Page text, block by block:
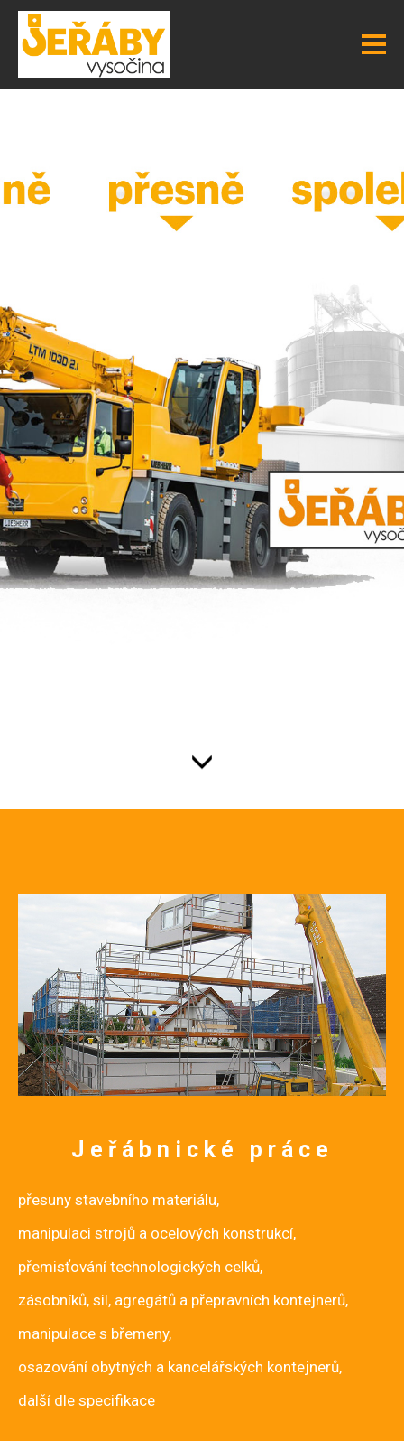
Jeřábnické práce
přesuny stavebního materiálu,
manipulaci strojů a ocelových konstrukcí,
přemisťování technologických celků,
zásobníků, sil, agregátů a přepravních kontejnerů,
manipulace s břemeny,
osazování obytných a kancelářských kontejnerů,
další dle specifikace